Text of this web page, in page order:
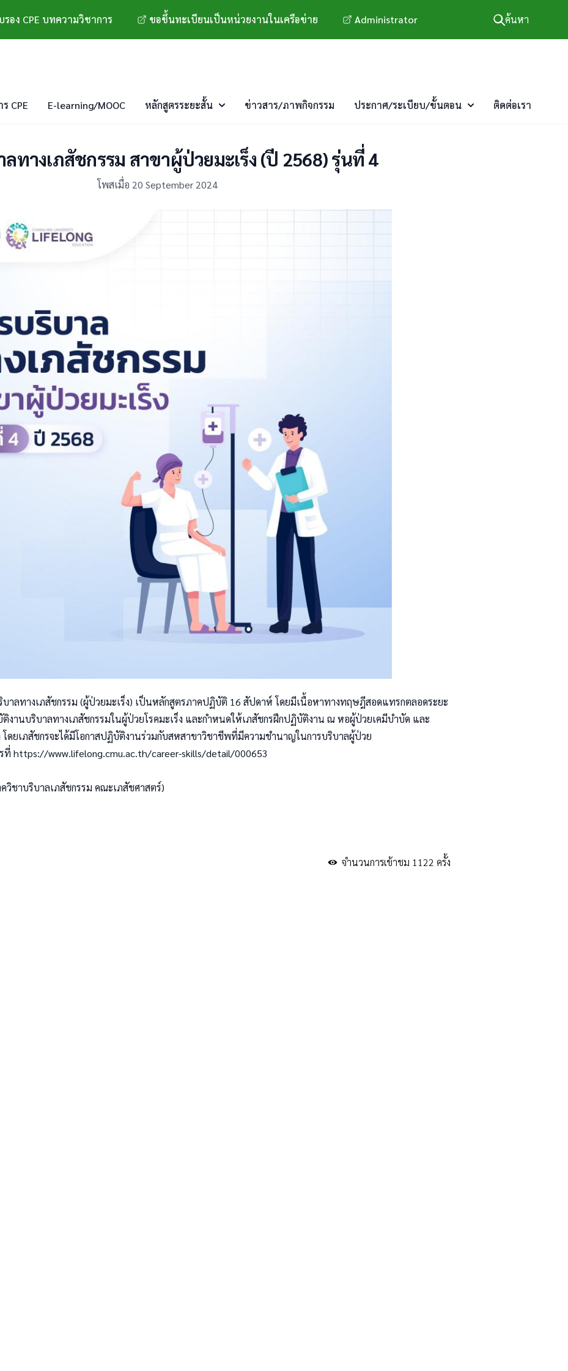
รอง CPE บทความวิชาการ ขอขึ้นทะเบียนเป็นหน่วยงานในเครือข่าย Administrator ค้นหา
CPE E-learning/MOOC หลักสูตรระยะสั้น ข่าวสาร/ภาพกิจกรรม ประกาศ/ระเบียบ/ขั้นตอน ติดต่อเรา
ลทางเภสัชกรรม สาขาผู้ป่วยมะเร็ง (ปี 2568) รุ่นที่ 4
โพสเมื่อ 20 September 2024
บาลทางเภสัชกรรม (ผู้ป่วยมะเร็ง) เป็นหลักสูตรภาคปฏิบัติ 16 สัปดาห์ โดยมีเนื้อหาทางทฤษฎีสอดแทรกตลอดระยะ
งานบริบาลทางเภสัชกรรมในผู้ป่วยโรคมะเร็ง และกำหนดให้เภสัชกรฝึกปฏิบัติงาน ณ หอผู้ป่วยเคมีบำบัด และ
ดยเภสัชกรจะได้มีโอกาสปฏิบัติงานร่วมกับสหสาขาวิชาชีพที่มีความชำนาญในการบริบาลผู้ป่วย
ที่ https://www.lifelong.cmu.ac.th/career-skills/detail/000653
ชาบริบาลเภสัชกรรม คณะเภสัชศาสตร์)
จำนวนการเข้าชม 1122 ครั้ง